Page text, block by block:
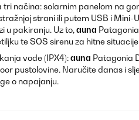
načina: solarnim panelom na
strani ili putem USB i Mini-
u pakiranju. Uz to,auna
te SOS sirenu za hitne
vode (IPX4):auna Patagonia
pustolovine. Naručite danas i
o napajanju.